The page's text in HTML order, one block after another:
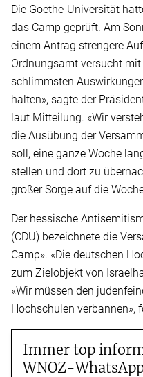
Die Goethe-Universität
das Camp geprüft. Am
einem Antrag strengere
Ordnungsamt versucht
schlimmsten
halten», sagte der
laut Mitteilung. «Wir
die Ausübung der
soll, eine ganze Woche
stellen und dort zu
großer Sorge auf die
Der hessische
(CDU) bezeichnete die
Camp». «Die deutschen
zum Zielobjekt von
«Wir müssen den
Hochschulen verbannen»,
Immer top
WNOZ-